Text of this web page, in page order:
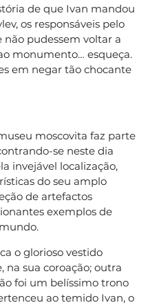
de que Ivan mandou
os responsáveis pelo
pudessem voltar a
monumento… esqueça.
em negar tão chocante
moscovita faz parte
se neste dia
invejável localização,
do seu amplo
de artefactos
exemplos de
o glorioso vestido
na sua coroação; outra
foi um belíssimo trono
ao temido Ivan, o